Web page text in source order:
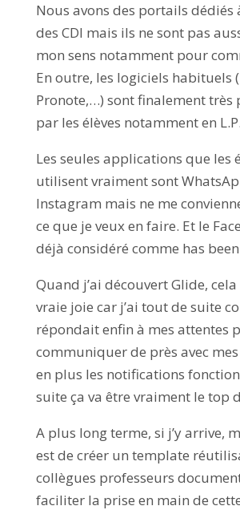
Nous avons des portails dédiés
des CDI mais ils ne sont pas
mon sens notamment pour
En outre, les logiciels habituels
Pronote,…) sont finalement très
par les élèves notamment en L.P.
Les seules applications que les
utilisent vraiment sont
Instagram mais ne me
ce que je veux en faire. Et le
déjà considéré comme has
Quand j’ai découvert Glide,
vraie joie car j’ai tout de suite
répondait enfin à mes attentes
communiquer de près avec mes
en plus les notifications
suite ça va être vraiment le top
A plus long terme, si j’y arrive,
est de créer un template
collègues professeurs
faciliter la prise en main de